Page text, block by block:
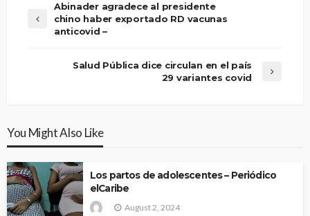
Abinader agradece al presidente
chino haber exportado RD vacunas
anticovid –
Salud Pública dice circulan en el país
29 variantes covid
You Might Also Like
Los partos de adolescentes – Periódico
elCaribe
August 2, 2024